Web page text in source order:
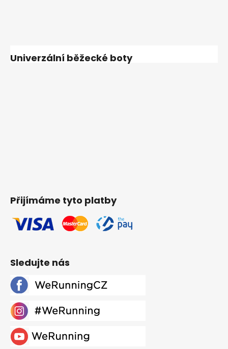
Univerzální běžecké boty
Přijímáme tyto platby
Sledujte nás